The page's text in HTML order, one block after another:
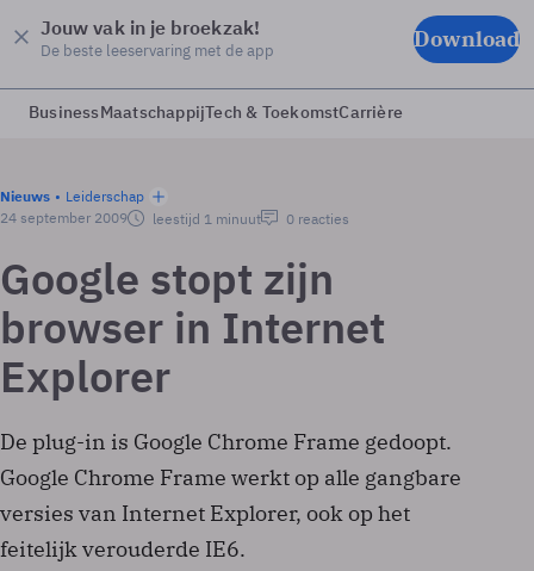
Jouw vak in je broekzak!
De beste leeservaring met de app Download
BusinessMaatschappijTech & ToekomstCarrière
Nieuws
Leiderschap
24 september 2009
leestijd 1 minuut 0 reacties
Google stopt zijn
browser in Internet
Explorer
De plug-in is Google Chrome Frame gedoopt.
Google Chrome Frame werkt op alle gangbare
versies van Internet Explorer, ook op het
feitelijk verouderde IE6.